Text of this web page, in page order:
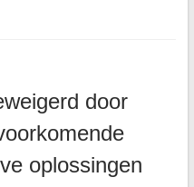
door
oplossingen